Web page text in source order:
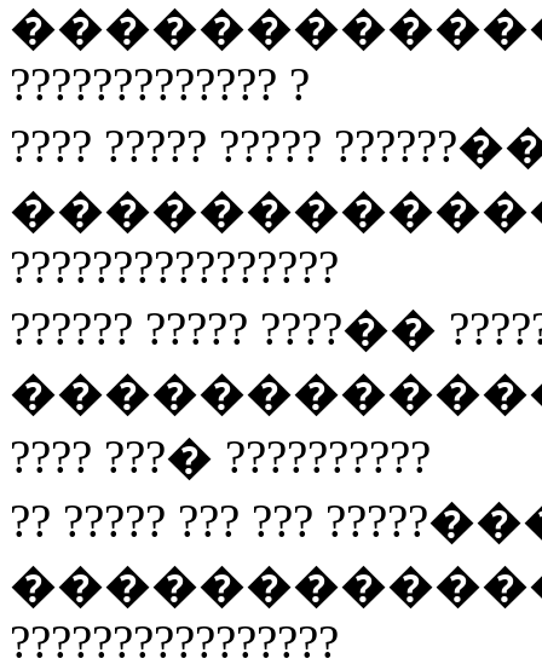
�������������
????????????? ?
???? ????? ?????
????????????????
?????? ????? ????��
???? ???� ??????????
?? ????? ??? ???
��������������
????????????????